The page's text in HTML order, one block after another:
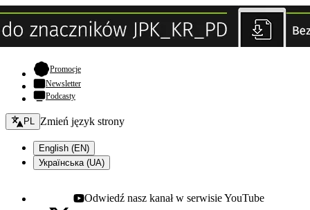
Promocje- otwiera się w nowej karcie
Newsletter
Podcasty
Zmień język - bieżący:
PL Zmień język strony
English (EN)
Українська (UA)
Youtube - otwiera się w nowej karcie
Odwiedź nasz kanał w serwisie YouTube